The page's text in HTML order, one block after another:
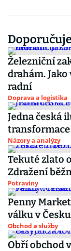
Železniční
drahám.
radní
Doprava a logistika
Jedna česká
Názory a analýzy
Tekuté zlato
Zdražení
Potraviny
Penny
válku v
Obchod a služby
Obří obchod